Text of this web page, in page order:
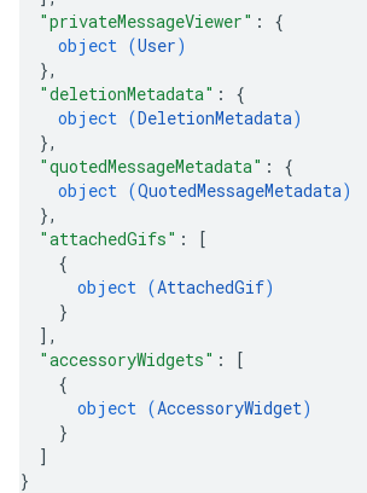
"privateMessageViewer" : {
object (User)
},
"deletionMetadata" : {
object (DeletionMetadata)
},
"quotedMessageMetadata" : {
object (QuotedMessageMetadata)
},
"attachedGifs" :
[
{
object (AttachedGif)
}
] ,
"accessoryWidgets" :
[
{
object (AccessoryWidget)
}
]
}